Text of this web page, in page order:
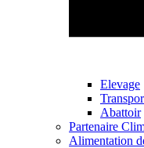
Elevage
Abattoir
Partenaire
Alimentation